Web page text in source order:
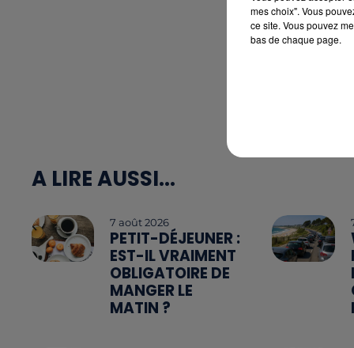
A LIRE AUSSI...
7 août 2026
PETIT-DÉJEUNER :
EST-IL VRAIMENT
OBLIGATOIRE DE
MANGER LE
MATIN ?
mes choix". Vous
ce site. Vous pouvez
bas de chaque page.